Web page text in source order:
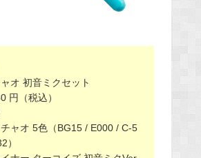
オ 初音ミクセット
円（税込）
チャオ 5色（BG15 / E000 / C-5
）